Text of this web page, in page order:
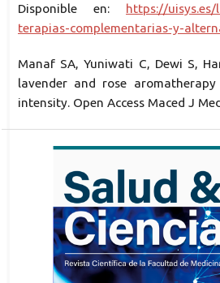
Disponible en: https://
terapias-complementarias-y-
Manaf SA, Yuniwati C, Dewi S,
lavender and rose
intensity. Open Access Maced J